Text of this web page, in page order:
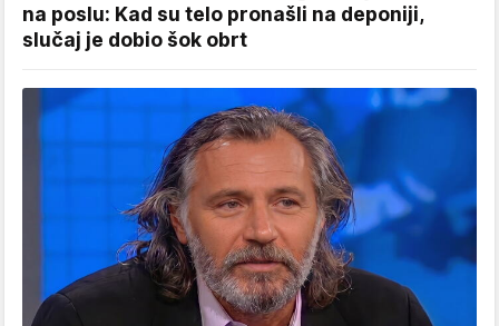
na poslu: Kad su telo pronašli na deponiji,
slučaj je dobio šok obrt